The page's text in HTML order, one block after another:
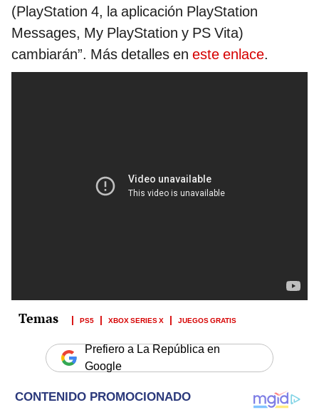
(PlayStation 4, la aplicación PlayStation
Messages, My PlayStation y PS Vita)
cambiarán”. Más detalles en este enlace.
PS5 XBOX SERIES X JUEGOS GRATIS
Prefiero a La República en
Google